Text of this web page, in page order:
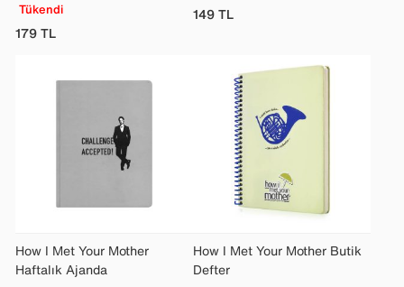
Tükendi
179TL
149TL
How I Met Your Mother
Haftalık Ajanda
How I Met Your Mother Butik
Defter